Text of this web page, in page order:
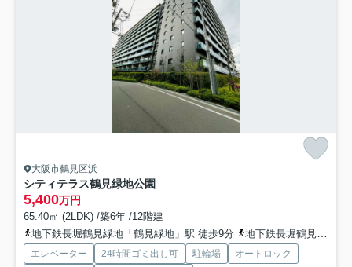
大阪市鶴見区浜
シティテラス鶴見緑地公園
5,400万円
65.40㎡ (2LDK) /築6年 /12階建
地下鉄長堀鶴見緑地「鶴見緑地」駅 徒歩9分
地下鉄長堀鶴見緑地「横堤」駅 徒歩11分
エレベーター 24時間ゴミ出し可 駐輪場
オートロック